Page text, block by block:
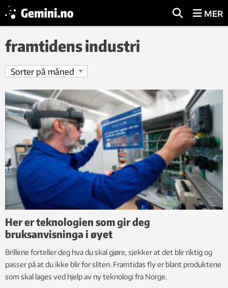
MER
framtidens industri
Her er teknologien som gir deg
bruksanvisninga i øyet
Brillene forteller deg hva du skal gjøre, sjekker at det blir riktig og
passer på at du ikke blir for sliten. Framtidas fly er blant produktene
som skal lages ved hjelp av ny teknologi fra Norge.